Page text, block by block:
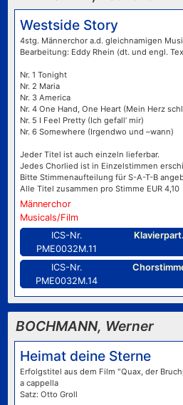
Westside Story
4stg. Männerchor a.d. gleichnamigen
Bearbeitung: Eddy Rhein (dt. und engl.
Nr. 1 Tonight
Nr. 2 Maria
Nr. 3 America
Nr. 4 One Hand, One Heart (Mein Herz
Nr. 5 I Feel Pretty (Ich gefall’ mir)
Nr. 6 Somewhere (Irgendwo und –wann)
Jeder Titel ist auch einzeln lieferbar.
Jedes Chorlied ist in Einzelstimmen
Bitte Stimmenaufteilung für S-A-T-B
Alle Titel zusammen pro Stimme EUR 4,10
Männerchor
Musicals/Film
ICS-Nr.
PME0032M.11
Klavierpart.
ICS-Nr.
PME0032M.14
BOCHMANN, Werner
Heimat deine Sterne
Erfolgstitel aus dem Film "Quax, der
a cappella
Satz: Otto Groll